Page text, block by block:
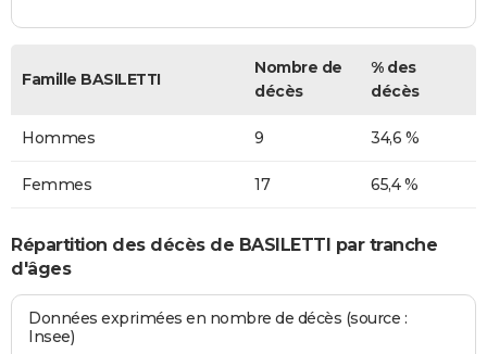
Famille BASILETTI
Nombre de
décès
% des
décès
Hommes 9 34,6 %
Femmes 17 65,4 %
Répartition des décès de BASILETTI par tranche
d'âges
Données exprimées en nombre de décès (source :
Insee)